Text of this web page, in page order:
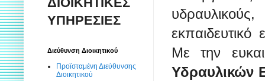
Με την
Υδραυλικών
ΥΠΗΡΕΣΙΕΣ
Διεύθυνση Διοικητικού
Προϊσταμένη Διεύθυνσης
Διοικητικού